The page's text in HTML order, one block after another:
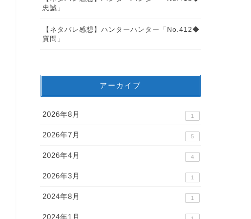
忠誠」
【ネタバレ感想】ハンターハンター「No.412◆
質問」
アーカイブ
2026年8月 1
2026年7月 5
2026年4月 4
2026年3月 1
2024年8月 1
2024年1月